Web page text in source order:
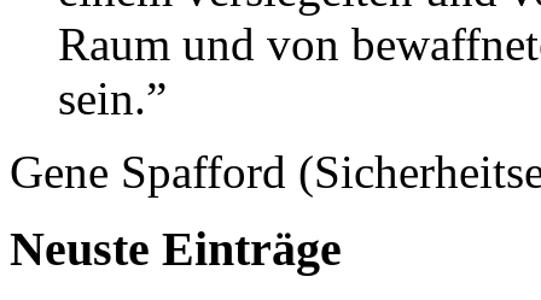
Raum und von
sein.”
Gene Spafford
Neuste Einträge